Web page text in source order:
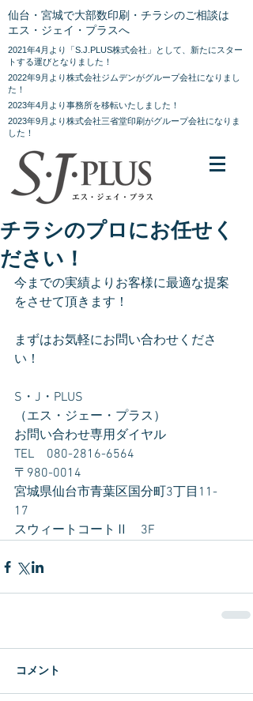
仙台・宮城で大部数印刷・チラシのご相談は
エス・ジェイ・プラスへ
2021年4月より「S.J.PLUS株式会社」として、新たにスター
トする運びとなりました！
2022年9月より株式会社ジムデンがグループ会社になりまし
た！
2023年4月より事務所を移転いたしました！
2023年9月より株式会社三省堂印刷がグループ会社になりま
した！
チラシのプロにお任せく
ださい！
今までの実績よりお客様に最適な提案
をさせて頂きます！
まずはお気軽にお問い合わせくださ
い！
S・J・PLUS
（エス・ジェー・プラス）
お問い合わせ専用ダイヤル
TEL　080-2816-6564
〒980-0014
宮城県仙台市青葉区国分町3丁目11-
17
スウィートコートⅡ　3F
コメント